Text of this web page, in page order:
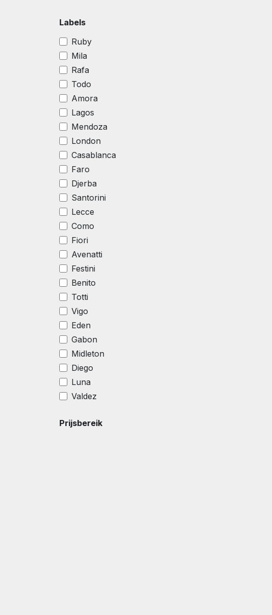
Labels
Ruby
Mila
Rafa
Todo
Amora
Lagos
Mendoza
London
Casablanca
Faro
Djerba
Santorini
Lecce
Como
Fiori
Avenatti
Festini
Benito
Totti
Vigo
Eden
Gabon
Midleton
Diego
Luna
Valdez
Prijsbereik